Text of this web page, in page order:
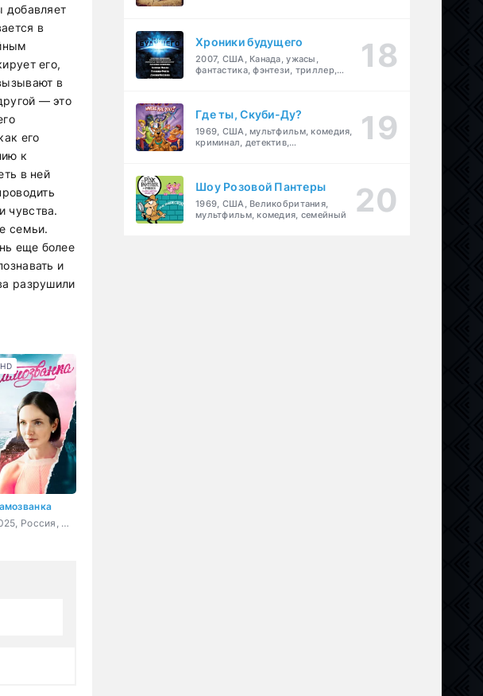
добавляет
в
его,
в
— это
его
к
в ней
чувства.
семьи.
еще более
и
разрушили
2025, Россия, мелодрама
HD
Хроники будущего
2007, США, Канада, ужасы,
фантастика, фэнтези, триллер,
Где ты, Скуби-Ду?
1969, США, мультфильм, комедия,
криминал, детектив,
Шоу Розовой Пантеры
1969, США, Великобритания,
мультфильм, комедия, семейный